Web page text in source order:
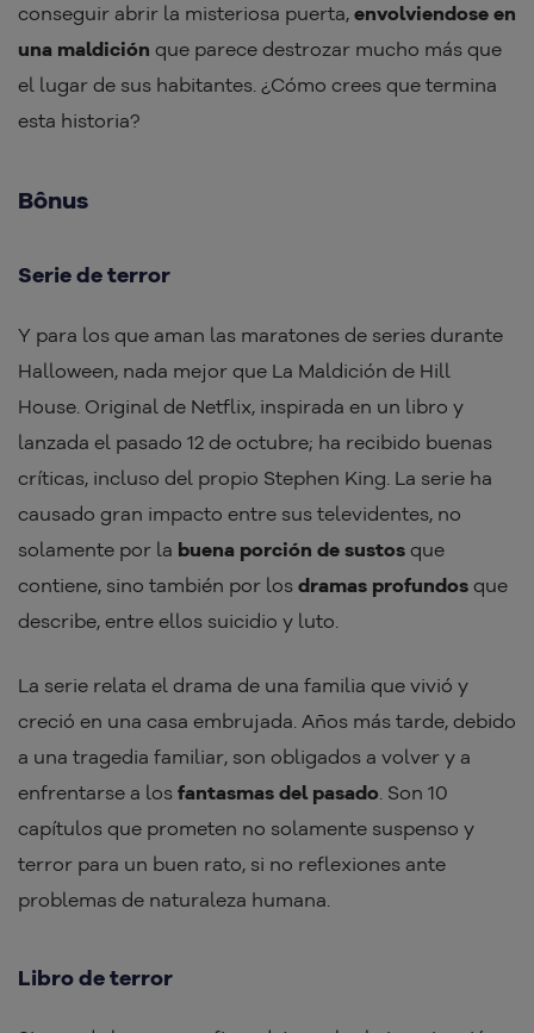
conseguir abrir la misteriosa puerta, envolviendose en
una maldición que parece destrozar mucho más que
el lugar de sus habitantes. ¿Cómo crees que termina
esta historia?
Bônus
Serie de terror
Y para los que aman las maratones de series durante
Halloween, nada mejor que La Maldición de Hill
House. Original de Netflix, inspirada en un libro y
lanzada el pasado 12 de octubre; ha recibido buenas
críticas, incluso del propio Stephen King. La serie ha
causado gran impacto entre sus televidentes, no
solamente por la buena porción de sustos que
contiene, sino también por los dramas profundos que
describe, entre ellos suicidio y luto.
La serie relata el drama de una familia que vivió y
creció en una casa embrujada. Años más tarde, debido
a una tragedia familiar, son obligados a volver y a
enfrentarse a los fantasmas del pasado. Son 10
capítulos que prometen no solamente suspenso y
terror para un buen rato, si no reflexiones ante
problemas de naturaleza humana.
Libro de terror